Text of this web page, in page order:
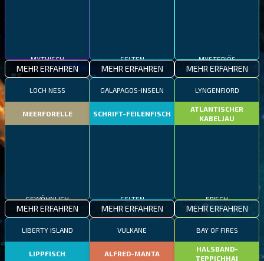
MYTHISCH
MEHR ERFAHREN
SELTEN
MEHR ERFAHREN
MYSTERIÖS
MEHR ERFAHREN
LOCH NESS
MEERFORELLE
GEWÖHNLICH
MEHR ERFAHREN
GALAPAGOS-INSELN
SCHRIFT-FEILENFISCH
SELTEN
MEHR ERFAHREN
LYNGENFJORD
ATLANTISCHER
KABELJAU
EPISCH
MEHR ERFAHREN
LIBERTY ISLAND
LIPPFISCH
VULKANE
ALFRED-MANTA
BAY OF FIRES
HALSBAND-
TEPPICHHAI